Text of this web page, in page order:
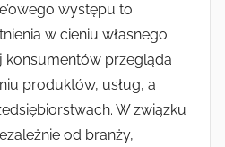
występu to
w cieniu własnego
konsumentów przegląda
produktów, usług, a
W związku
od branży,